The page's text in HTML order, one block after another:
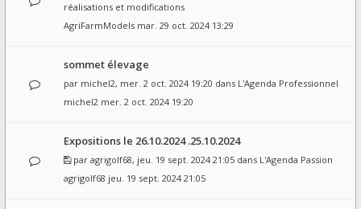
réalisations et modifications
AgriFarmModels mar. 29 oct. 2024 13:29
sommet élevage
par michel2, mer. 2 oct. 2024 19:20 dans L'Agenda Professionnel
michel2 mer. 2 oct. 2024 19:20
Expositions le 26.10.2024 .25.10.2024
par agrigolf68, jeu. 19 sept. 2024 21:05 dans L'Agenda Passion
agrigolf68 jeu. 19 sept. 2024 21:05